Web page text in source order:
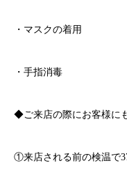
・マスクの着用
・手指消毒
◆ご来店の際にお客様に
①来店される前の検温で